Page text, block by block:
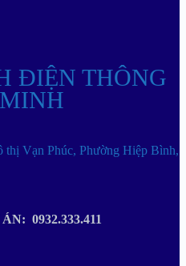
ĐIỆN THÔNG
Vạn Phúc, Phường Hiệp Bình,
0932.333.411